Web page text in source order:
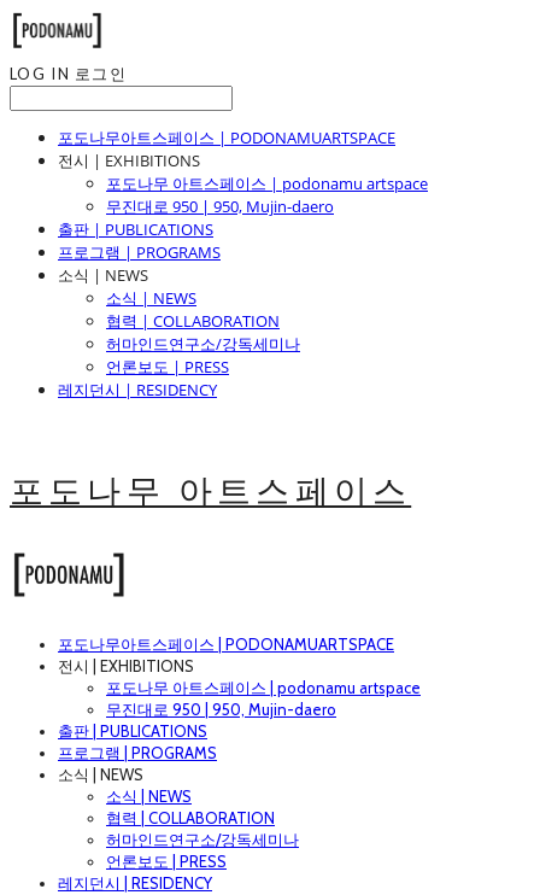
LOG IN 로그인
포도나무아트스페이스 | PODONAMUARTSPACE
전시 | EXHIBITIONS
포도나무 아트스페이스 | podonamu artspace
무진대로 950 | 950, Mujin-daero
출판 | PUBLICATIONS
프로그램 | PROGRAMS
소식 | NEWS
소식 | NEWS
협력 | COLLABORATION
허마인드연구소/강독세미나
언론보도 | PRESS
레지던시 | RESIDENCY
포도나무 아트스페이스
포도나무아트스페이스 | PODONAMUARTSPACE
전시 | EXHIBITIONS
포도나무 아트스페이스 | podonamu artspace
무진대로 950 | 950, Mujin-daero
출판 | PUBLICATIONS
프로그램 | PROGRAMS
소식 | NEWS
소식 | NEWS
협력 | COLLABORATION
허마인드연구소/강독세미나
언론보도 | PRESS
레지던시 | RESIDENCY